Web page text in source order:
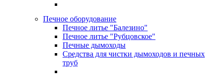
Печное оборудование
Печное литье "Балезино"
Печное литье "Рубцовское"
Печные дымоходы
Средства для чистки дымоходов и печных
труб